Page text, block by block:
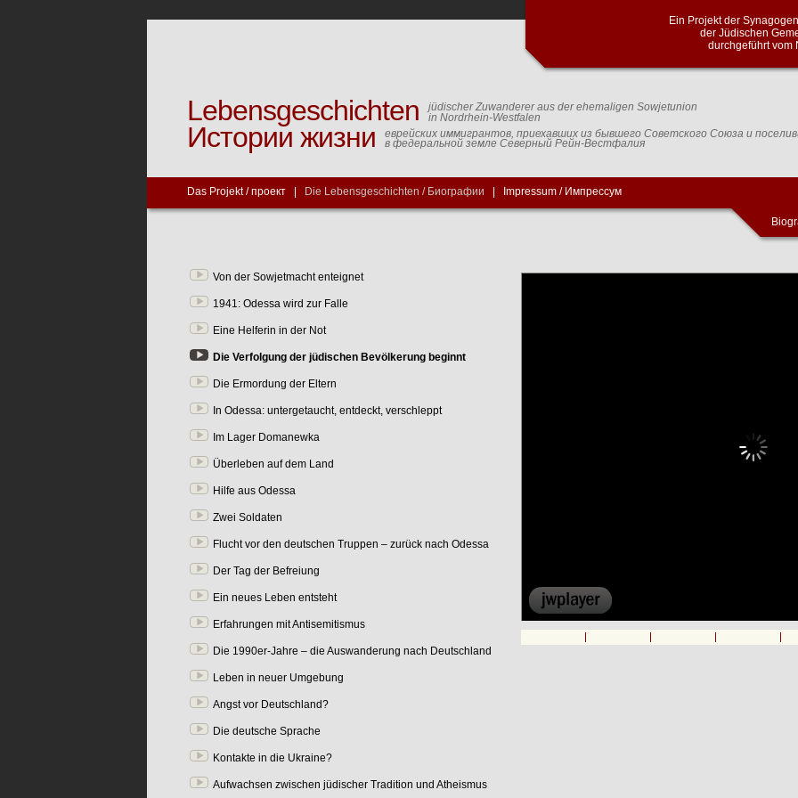
Ein Projekt der
der Jüdischen
durchgeführt vom
Lebensgeschichten
jüdischer Zuwanderer aus der ehemaligen Sowjetunion
in Nordrhein-Westfalen
Истории жизни еврейских иммигрантов, приехавших из бывшего Советского Союза и
в федеральной земле Северный Рейн-Вестфалия
Das Projekt / проект Die Lebensgeschichten / Биографии Impressum / Импрессум
Von der Sowjetmacht enteignet
1941: Odessa wird zur Falle
Eine Helferin in der Not
Die Verfolgung der jüdischen Bevölkerung beginnt
Die Ermordung der Eltern
In Odessa: untergetaucht, entdeckt, verschleppt
Im Lager Domanewka
Überleben auf dem Land
Hilfe aus Odessa
Zwei Soldaten
Flucht vor den deutschen Truppen – zurück nach Odessa
Der Tag der Befreiung
Ein neues Leben entsteht
Erfahrungen mit Antisemitismus
Die 1990er-Jahre – die Auswanderung nach Deutschland
Leben in neuer Umgebung
Angst vor Deutschland?
Die deutsche Sprache
Kontakte in die Ukraine?
Aufwachsen zwischen jüdischer Tradition und Atheismus
00:00